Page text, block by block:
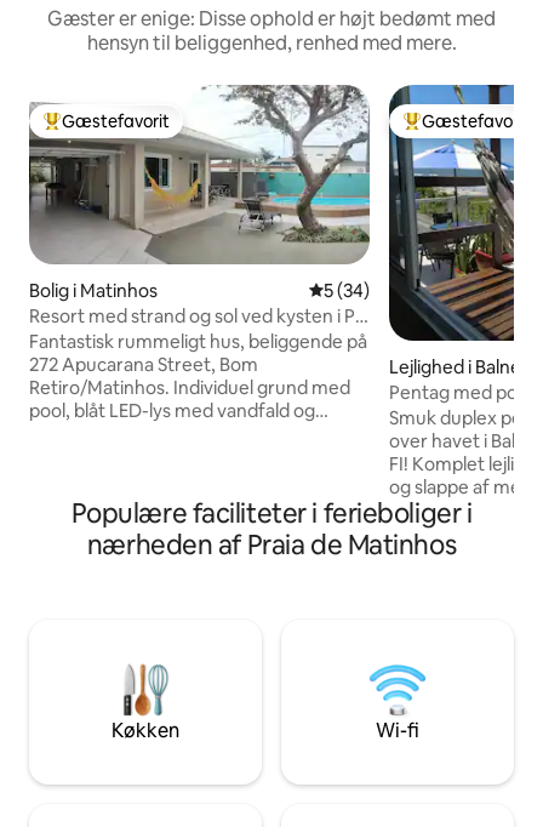
Gæster er enige: Disse ophold er højt bedømt med
hensyn til beliggenhed, renhed med mere.
Bedste gæstefavorit
Gæstefavorit
Bolig i Matinhos 5 ud af 5 i gennemsnitlig
5 (34)
Resort med strand og sol ved kysten i Pr
Matinhos
Fantastisk rummeligt hus, beliggende på
272 Apucarana Street, Bom
Retiro/Matinhos. Individuel grund med
pool, blåt LED-lys med vandfald og
og fiskemarkedet og 3 km fra den rolige
Caiobá Beach. Vi ligger 200 m fra Soley-
bageriet og 600 m fra Caopi-
Bedste
Gæstefavorit
Lejlighed i
s
Pentag med pool
Smuk duplex
over havet i
FI! Komplet
og slappe af med
ikke glip af
soveværelser (1
område på taget
+ 43 suite -
Vaskemaskine/
overdækket
Populære faciliteter i ferieboliger i
nærheden af Praia de Matinhos
Køkken Wi-fi